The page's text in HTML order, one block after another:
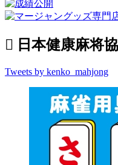
日本健康麻将
Tweets by kenko_mahjong